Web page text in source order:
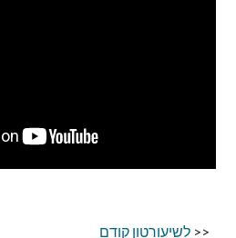
<< לשיעורטון קודם